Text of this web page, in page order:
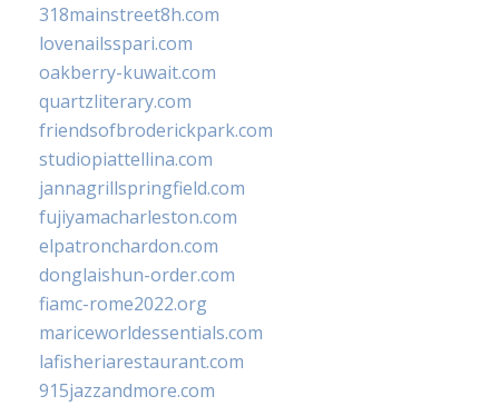
318mainstreet8h.com
lovenailsspari.com
oakberry-kuwait.com
quartzliterary.com
friendsofbroderickpark.com
studiopiattellina.com
jannagrillspringfield.com
fujiyamacharleston.com
elpatronchardon.com
donglaishun-order.com
fiamc-rome2022.org
mariceworldessentials.com
lafisheriarestaurant.com
915jazzandmore.com